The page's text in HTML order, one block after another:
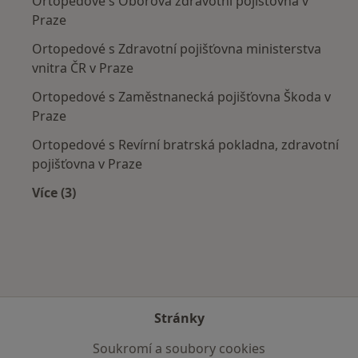
Praze
Ortopedové s Zdravotní pojišťovna ministerstva
vnitra ČR v Praze
Ortopedové s Zaměstnanecká pojišťovna Škoda v
Praze
Ortopedové s Revírní bratrská pokladna, zdravotní
pojišťovna v Praze
Více (3)
Stránky
Soukromí a soubory cookies